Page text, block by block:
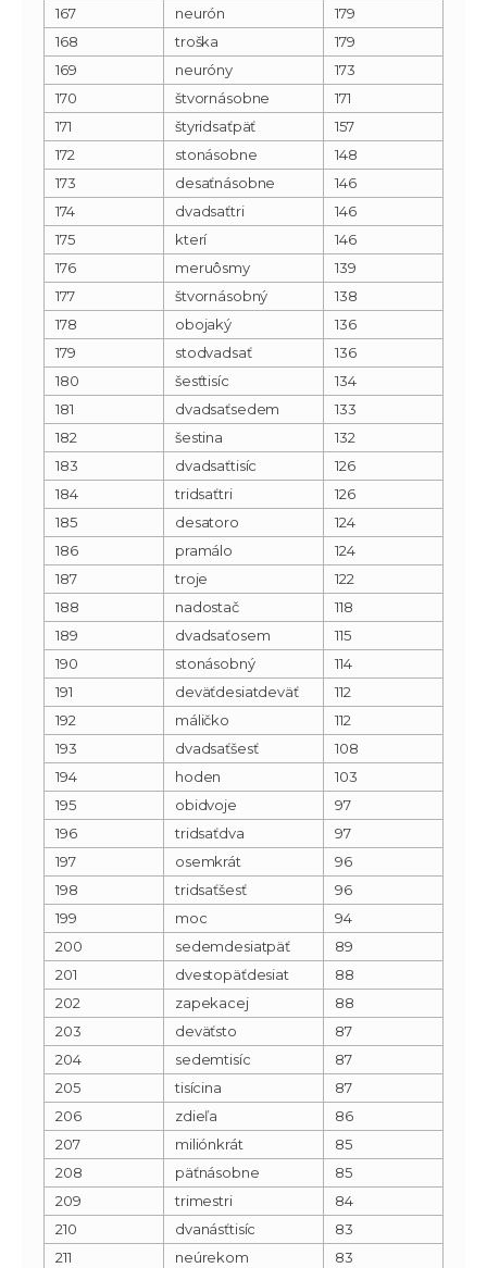
167
neurón
179
168
troška
179
169
neuróny
173
170
štvornásobne
171
171
štyridsaťpäť
157
172
stonásobne
148
173
desaťnásobne
146
174
dvadsaťtri
146
175
kterí
146
176
meruôsmy
139
177
štvornásobný
138
178
obojaký
136
179
stodvadsať
136
180
šesťtisíc
134
181
dvadsaťsedem
133
182
šestina
132
183
dvadsaťtisíc
126
184
tridsaťtri
126
185
desatoro
124
186
pramálo
124
187
troje
122
188
nadostač
118
189
dvadsaťosem
115
190
stonásobný
114
191
deväťdesiatdeväť
112
192
máličko
112
193
dvadsaťšesť
108
194
hoden
103
195
obidvoje
97
196
tridsaťdva
97
197
osemkrát
96
198
tridsaťšesť
96
199
moc
94
200
sedemdesiatpäť
89
201
dvestopäťdesiat
88
202
zapekacej
88
203
deväťsto
87
204
sedemtisíc
87
205
tisícina
87
206
zdieľa
86
207
miliónkrát
85
208
päťnásobne
85
209
trimestri
84
210
dvanásťtisíc
83
211
neúrekom 83